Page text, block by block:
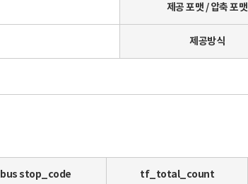
제공 포맷 / 압축 포맷
제공방식
bus stop_code tf_total_count